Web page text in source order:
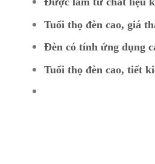
Tuổi thọ đèn cao, giá
Đèn có tính ứng dụng
Tuổi thọ đèn cao, tiết